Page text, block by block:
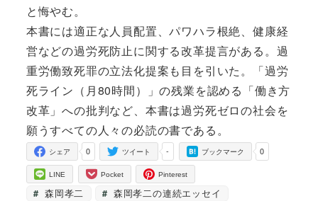
と悔やむ。
本書には適正な人員配置、パワハラ根絶、健康経
営などの過労死防止に関する改革提言がある。過
重労働致死罪の立法化提案も目を引いた。「過労
死ライン（月80時間）」の残業を認める「働き方
改革」への批判など、本書は過労死ゼロの社会を
願うすべての人々の必読の書である。
0
シェア -
ツイート 0
ブックマーク
LINE Pocket Pinterest
森岡孝二 森岡孝二の連続エッセイ